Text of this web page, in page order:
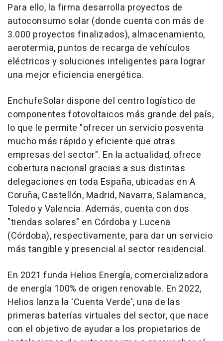
Para ello, la firma desarrolla proyectos de
autoconsumo solar (donde cuenta con más de
3.000 proyectos finalizados), almacenamiento,
aerotermia, puntos de recarga de vehículos
eléctricos y soluciones inteligentes para lograr
una mejor eficiencia energética.
EnchufeSolar dispone del centro logístico de
componentes fotovoltaicos más grande del país,
lo que le permite "ofrecer un servicio posventa
mucho más rápido y eficiente que otras
empresas del sector". En la actualidad, ofrece
cobertura nacional gracias a sus distintas
delegaciones en toda España, ubicadas en A
Coruña, Castellón, Madrid, Navarra, Salamanca,
Toledo y Valencia. Además, cuenta con dos
"tiendas solares" en Córdoba y Lucena
(Córdoba), respectivamente, para dar un servicio
más tangible y presencial al sector residencial.
En 2021 funda Helios Energía, comercializadora
de energía 100% de origen renovable. En 2022,
Helios lanza la 'Cuenta Verde', una de las
primeras baterías virtuales del sector, que nace
con el objetivo de ayudar a los propietarios de